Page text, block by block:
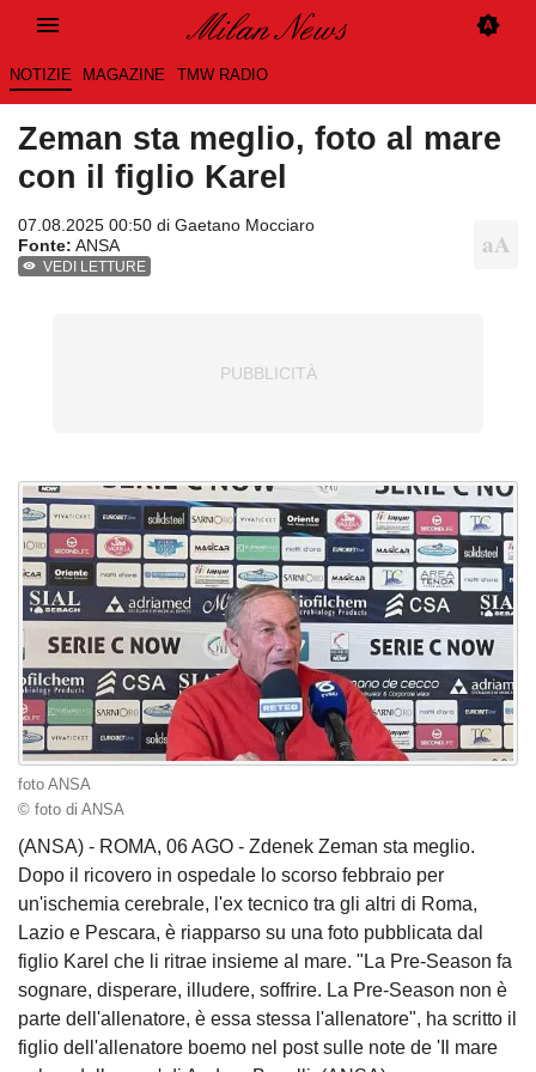
NOTIZIE MAGAZINE TMW RADIO
Zeman sta meglio, foto al mare
con il figlio Karel
07.08.2025 00:50 di Gaetano Mocciaro
Fonte: ANSA
VEDI LETTURE
foto ANSA
© foto di ANSA
(ANSA) - ROMA, 06 AGO - Zdenek Zeman sta meglio.
Dopo il ricovero in ospedale lo scorso febbraio per
un'ischemia cerebrale, l'ex tecnico tra gli altri di Roma,
Lazio e Pescara, è riapparso su una foto pubblicata dal
figlio Karel che li ritrae insieme al mare. "La Pre-Season fa
sognare, disperare, illudere, soffrire. La Pre-Season non è
parte dell'allenatore, è essa stessa l'allenatore", ha scritto il
figlio dell'allenatore boemo nel post sulle note de 'Il mare